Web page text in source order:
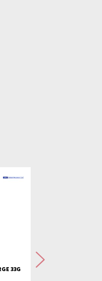
33G